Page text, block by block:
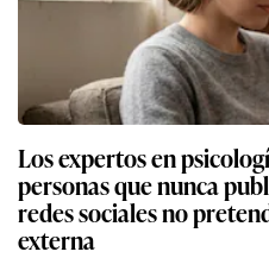
Los expertos en
personas que nunca
redes sociales no
externa